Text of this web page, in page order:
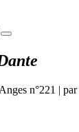
n°221 |